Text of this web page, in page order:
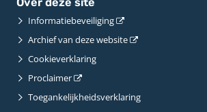
Informatiebeveiliging
Archief van deze website
Cookieverklaring
Proclaimer
Toegankelijkheidsverklaring